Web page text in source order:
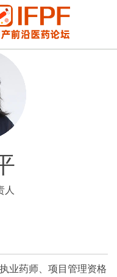
人
业药师、项目管理资格